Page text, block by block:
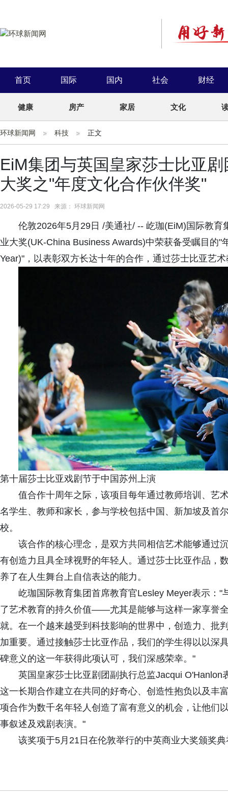
首页 国际 国内 社会 财经
健康 房产 家居 文化
环球新闻网 科技 正文
EiM集团与英国皇家莎士比亚
大奖之"年度文化合作伙伴奖"
2026-05-29 17:29 来源： 环球新闻网
伦敦2026年5月29日 /美通社/ -- 屹珈(EiM)国际教
业大奖(UK-China Business Awards)中荣获备受瞩目的
Year)"，以表彰双方长达十年的合作，通过莎士比亚艺
第十届莎士比亚戏剧节于中国苏州上演
值合作十周年之际，该项目每年通过教师培训、艺
名学生、教师和家长，参与学校包括中国、新加坡及首
校。
该合作的核心理念，是双方共同相信艺术能够通过
有创造力且具全球视野的年轻人。通过莎士比亚作品，
养了在人生舞台上自信表达的能力。
屹珈国际教育集团首席教育官Lesley Meyer表示：
了艺术教育的持久价值——尤其是能够与这样一家享誉
就。在一个越来越受到科技影响的世界中，创造力、批
加重要。通过接触莎士比亚作品，我们的学生得以以深
碑意义的这一年获得此项认可，我们深感荣幸。"
英国皇家莎士比亚剧团副执行总监Jacqui O'Hanlon
这一长期合作建立在共同的好奇心、创造性抱负以及丰
项合作为数千名年轻人创造了富有意义的机会，让他们
事叙述及戏剧表演。"
该奖项于5月21日在伦敦举行的中英商业大奖颁奖